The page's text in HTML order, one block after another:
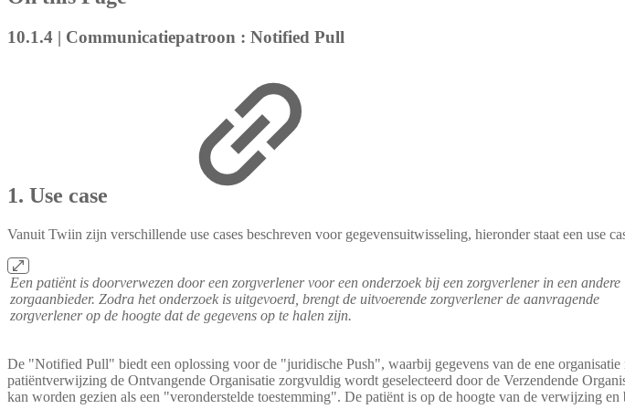
10.1.4 | Communicatiepatroon : Notified Pull
1. Use case
Vanuit Twiin zijn verschillende use cases beschreven voor gegevensuitwisseling, hieronder staat een use
Een patiënt is doorverwezen door een zorgverlener voor een onderzoek bij een zorgverlener in een andere
zorgaanbieder. Zodra het onderzoek is uitgevoerd, brengt de uitvoerende zorgverlener de aanvragende
zorgverlener op de hoogte dat de gegevens op te halen zijn.
De "Notified Pull" biedt een oplossing voor de "juridische Push", waarbij gegevens van de ene
patiëntverwijzing de Ontvangende Organisatie zorgvuldig wordt geselecteerd door de Verzendende
kan worden gezien als een "veronderstelde toestemming". De patiënt is op de hoogte van de verwijzing